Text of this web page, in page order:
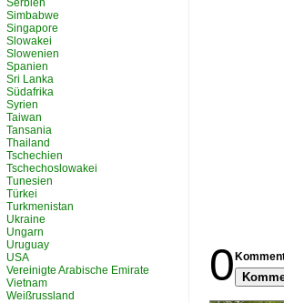
0
Serbien
Simbabwe
Singapore
Slowakei
Slowenien
Spanien
Sri Lanka
Südafrika
Syrien
Taiwan
Tansania
Thailand
Tschechien
Tschechoslowakei
Tunesien
Türkei
Turkmenistan
Ukraine
Ungarn
Uruguay
USA
Vereinigte Arabische Emirate
Vietnam
Weißrussland